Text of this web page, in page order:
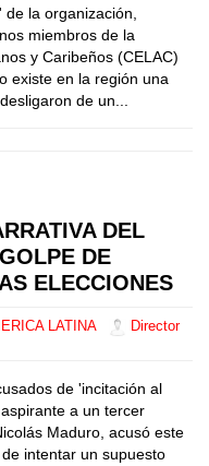
la organización,
miembros de la
y Caribeños (CELAC)
existe en la región una
de un...
DEL
DE
ELECCIONES
LATINA
Director
de 'incitación al
a un tercer
Maduro, acusó este
intentar un supuesto